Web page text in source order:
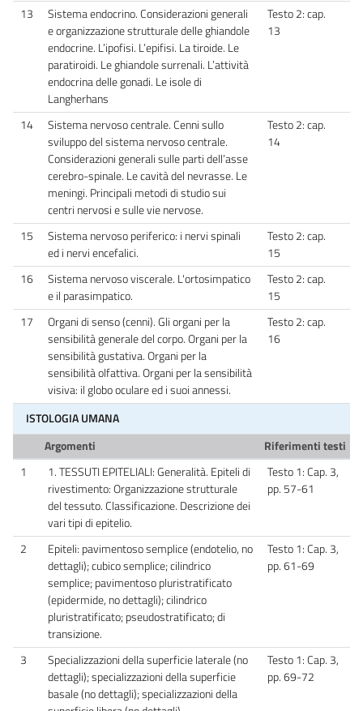
13
Sistema endocrino. Considerazioni generali
e organizzazione strutturale delle ghiandole
endocrine. L’ipofisi. L’epifisi. La tiroide. Le
paratiroidi. Le ghiandole surrenali. L’attività
endocrina delle gonadi. Le isole di
Langherhans
Testo 2: cap.
13
14
Sistema nervoso centrale. Cenni sullo
sviluppo del sistema nervoso centrale.
Considerazioni generali sulle parti dell’asse
cerebro-spinale. Le cavità del nevrasse. Le
meningi. Principali metodi di studio sui
centri nervosi e sulle vie nervose.
Testo 2: cap.
14
15
Sistema nervoso periferico: i nervi spinali
ed i nervi encefalici.
Testo 2: cap.
15
16
Sistema nervoso viscerale. L'ortosimpatico
e il parasimpatico.
Testo 2: cap.
15
17
Organi di senso (cenni). Gli organi per la
sensibilità generale del corpo. Organi per la
sensibilità gustativa. Organi per la
sensibilità olfattiva. Organi per la sensibilità
visiva: il globo oculare ed i suoi annessi.
Testo 2: cap.
16
ISTOLOGIA UMANA
Argomenti
Riferimenti testi
1
1. TESSUTI EPITELIALI: Generalità. Epiteli di
rivestimento: Organizzazione strutturale
del tessuto. Classificazione. Descrizione dei
vari tipi di epitelio.
Testo 1: Cap. 3,
pp. 57-61
2
Epiteli: pavimentoso semplice (endotelio, no
dettagli); cubico semplice; cilindrico
semplice; pavimentoso pluristratificato
(epidermide, no dettagli); cilindrico
pluristratificato; pseudostratificato; di
transizione.
Testo 1: Cap. 3,
pp. 61-69
3
Specializzazioni della superficie laterale (no
dettagli); specializzazioni della superficie
basale (no dettagli); specializzazioni della
Testo 1: Cap. 3,
pp. 69-72